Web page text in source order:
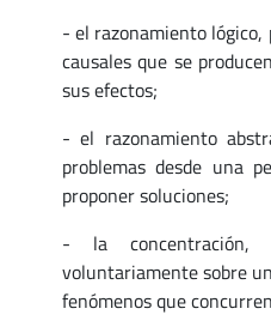
- el razonamiento lógico,
causales que se
sus efectos;
- el razonamiento
problemas desde una
proponer soluciones;
- la concentración,
voluntariamente sobre
fenómenos que